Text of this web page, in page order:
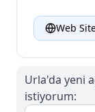
Web
Urla'da yeni
istiyorum: